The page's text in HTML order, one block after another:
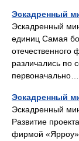
Эскадренный
Эскадренный
единиц Самая
отечественного
различались по
Эскадренный
Эскадренный
Развитие
фирмой «Ярроу»